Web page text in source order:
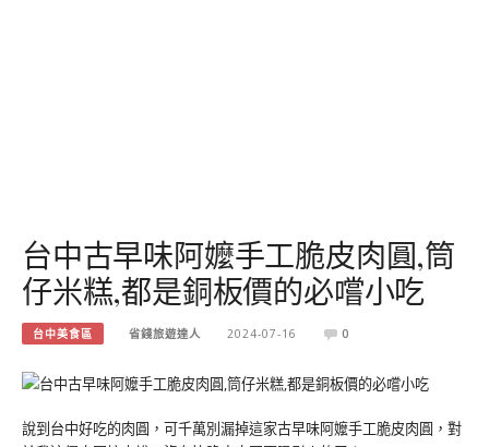
台中古早味阿嬤手工脆皮肉圓,筒
仔米糕,都是銅板價的必嚐小吃
台中美食區 省錢旅遊達人 2024-07-16 0
說到台中好吃的肉圓，可千萬別漏掉這家古早味阿嬤手工脆皮肉圓，對